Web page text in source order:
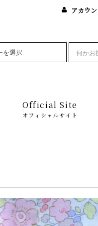
アカウン
Official Site
オフィシャルサイト